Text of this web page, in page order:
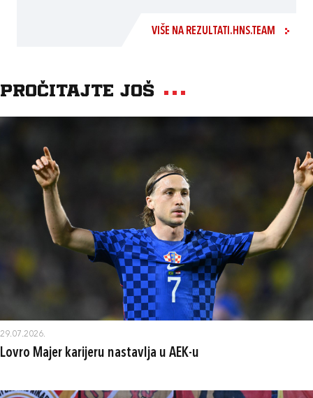
VIŠE NA REZULTATI.HNS.TEAM
Pročitajte još
29.07.2026.
Lovro Majer karijeru nastavlja u AEK-u